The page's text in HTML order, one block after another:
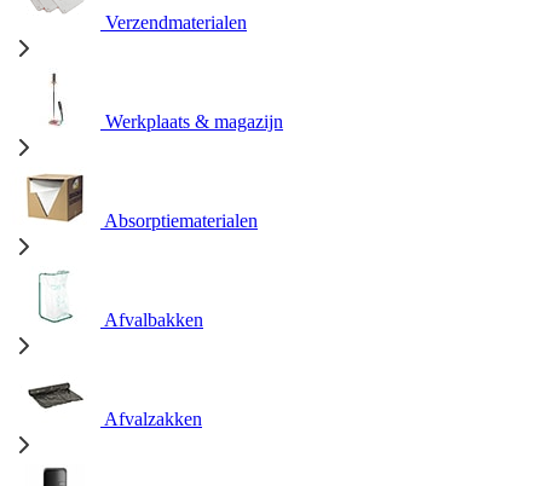
Verzendmaterialen
Werkplaats & magazijn
Absorptiematerialen
Afvalbakken
Afvalzakken